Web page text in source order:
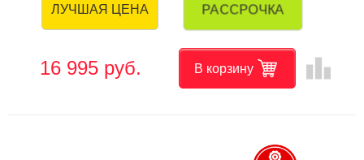
ЛУЧШАЯ ЦЕНА РАССРОЧКА
16 995 руб. В корзину leaderboard